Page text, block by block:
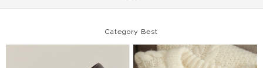
Category Best